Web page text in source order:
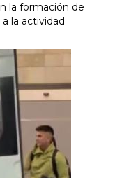
la formación de
la actividad